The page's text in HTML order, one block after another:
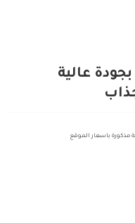
عالية
مذكورة باسعار الموقع